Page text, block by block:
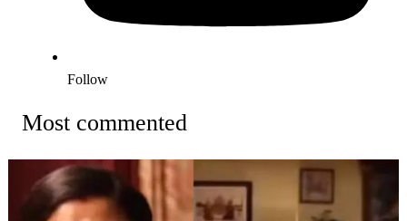
Follow
Most commented